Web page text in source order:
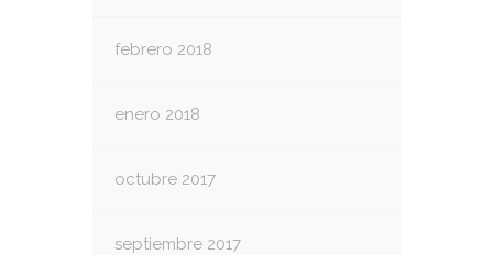
febrero 2018
enero 2018
octubre 2017
septiembre 2017